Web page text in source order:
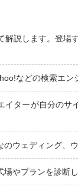
説します。登場
などの検索エン
イターが自分の
ウェディング、
やプランを診断